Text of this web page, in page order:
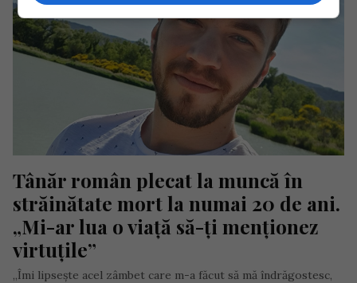
Tânăr român plecat la muncă în
străinătate mort la numai 20 de ani.
„Mi-ar lua o viață să-ți menționez
virtuțile”
„Îmi lipsește acel zâmbet care m-a făcut să mă îndrăgostesc,